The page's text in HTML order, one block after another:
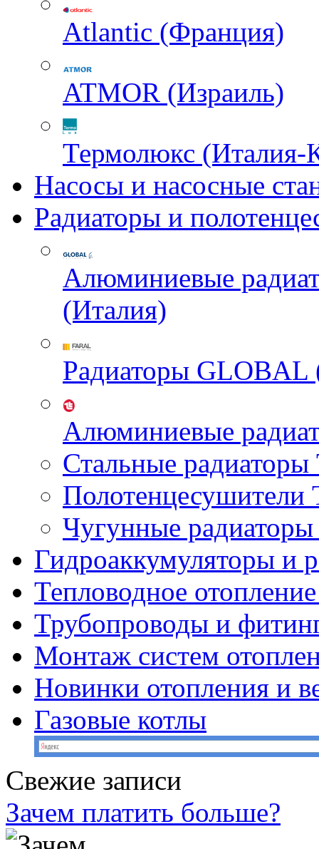
Atlantic (Франция)
ATMOR (Израиль)
Термолюкс (Италия-
Насосы и насосные
Радиаторы и
Алюминиевые
(Италия)
Радиаторы GLOBAL
Алюминиевые
Стальные
Чугунные
Гидроаккумуляторы и
Тепловодное
Трубопроводы и
Монтаж систем
Новинки отопления и
Газовые котлы
Свежие записи
Зачем платить больше?